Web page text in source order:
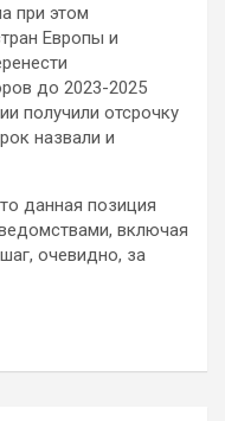
при этом
Европы и
до 2023-2025
получили отсрочку
назвали и
данная позиция
включая
очевидно, за